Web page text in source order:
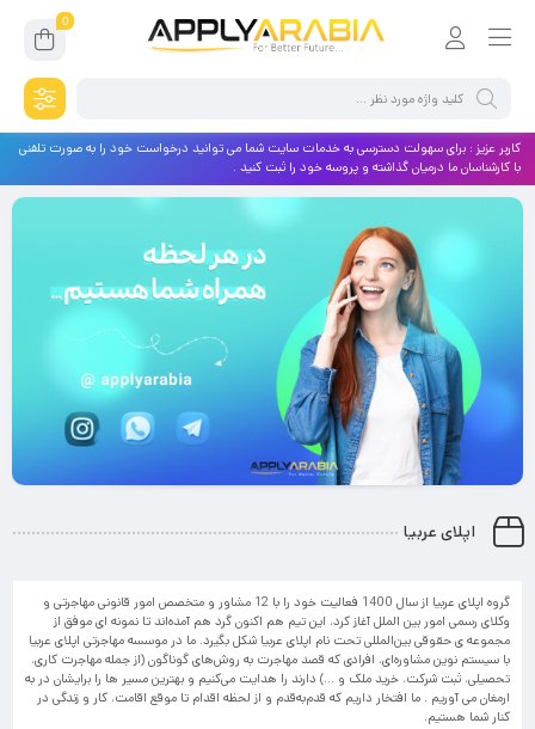
0
کاربر عزیز : برای سهولت دسترسی به خدمات سایت شما می توانید درخواست خود را به صورت تلفنی
با کارشناسان ما درمیان گذاشته و پروسه خود را ثبت کنید .
اپلای عربیا
گروه اپلای عربیا از سال 1400 فعالیت خود را با 12 مشاور و متخصص امور قانونی مهاجرتی و
وکلای رسمی امور بین الملل آغاز کرد، این تیم هم اکنون گرد هم آمده‌اند تا نمونه ای موفق از
مجموعه ی حقوقی بین‌المللی تحت نام اپلای عربیا شکل بگیرد. ما در موسسه مهاجرتی اپلای عربیا
با سیستم نوین مشاوره‌ای، افرادی که قصد مهاجرت به روش‌های گوناگون (از جمله مهاجرت کاری،
تحصیلی، ثبت شرکت، خرید ملک و …) دارند را هدایت می‌کنیم و بهترین مسیر ها را برایشان در به
ارمغان می آوریم . ما افتخار داریم که قدم‌به‌قدم و از لحظه اقدام تا موقع اقامت، کار و زندگی در
کنار شما هستیم.